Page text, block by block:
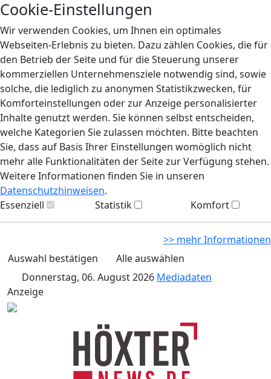
Cookie-Einstellungen
Wir verwenden Cookies, um Ihnen ein optimales
Webseiten-Erlebnis zu bieten. Dazu zählen Cookies, die für
den Betrieb der Seite und für die Steuerung unserer
kommerziellen Unternehmensziele notwendig sind, sowie
solche, die lediglich zu anonymen Statistikzwecken, für
Komforteinstellungen oder zur Anzeige personalisierter
Inhalte genutzt werden. Sie können selbst entscheiden,
welche Kategorien Sie zulassen möchten. Bitte beachten
Sie, dass auf Basis Ihrer Einstellungen womöglich nicht
mehr alle Funktionalitäten der Seite zur Verfügung stehen.
Weitere Informationen finden Sie in unseren
Datenschutzhinweisen.
Essenziell
Statistik Komfort
>> mehr Informationen
Auswahl bestätigen
Alle auswählen
Donnerstag, 06. August 2026 Mediadaten
Anzeige